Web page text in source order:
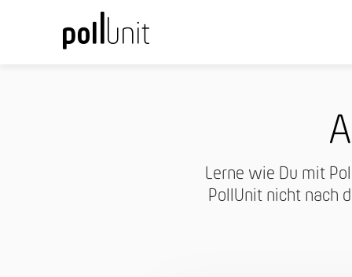
Lerne wie Du mit
PollUnit nicht nach